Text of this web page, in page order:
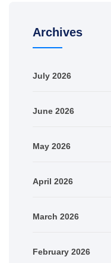
Archives
July 2026
June 2026
May 2026
April 2026
March 2026
February 2026